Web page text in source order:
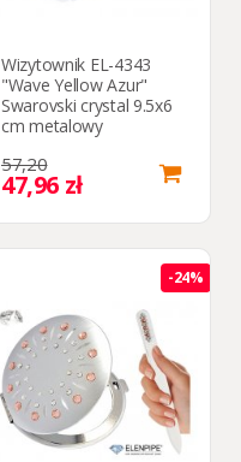
Wizytownik EL-4343
"Wave Yellow Azur"
Swarovski crystal 9.5x6
cm metalowy
57,20
47,96 zł
-24%